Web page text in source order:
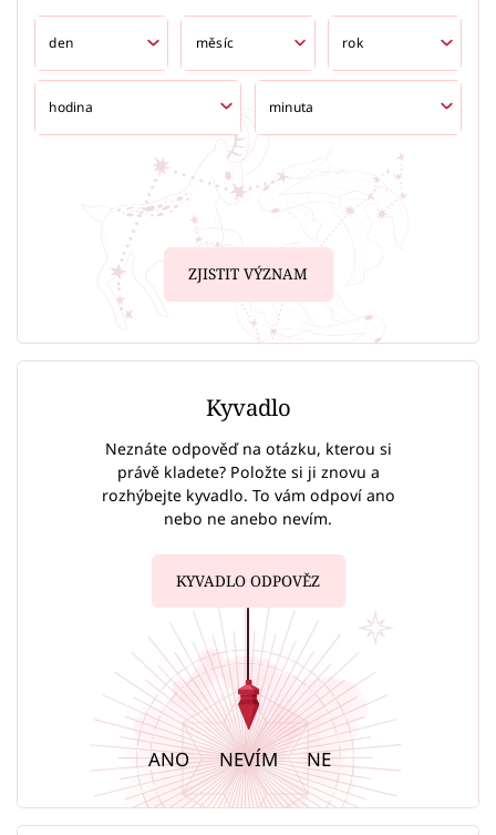
ZJISTIT VÝZNAM
Kyvadlo
Neznáte odpověď na otázku, kterou si
právě kladete? Položte si ji znovu a
rozhýbejte kyvadlo. To vám odpoví ano
nebo ne anebo nevím.
KYVADLO ODPOVĚZ
ANO NEVÍM NE